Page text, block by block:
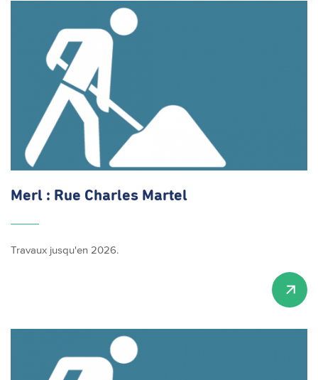
Merl : Rue Charles Martel
Travaux jusqu'en 2026.